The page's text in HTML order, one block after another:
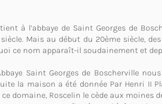
à l’abbaye de Saint Georges de
siècle. Mais au début du 20ème siècle,
ce nom apparaît-il soudainement et
Saint Georges de Boscherville
la maison a été donnée Par Henri II
domaine, Roscelin le cède aux moines